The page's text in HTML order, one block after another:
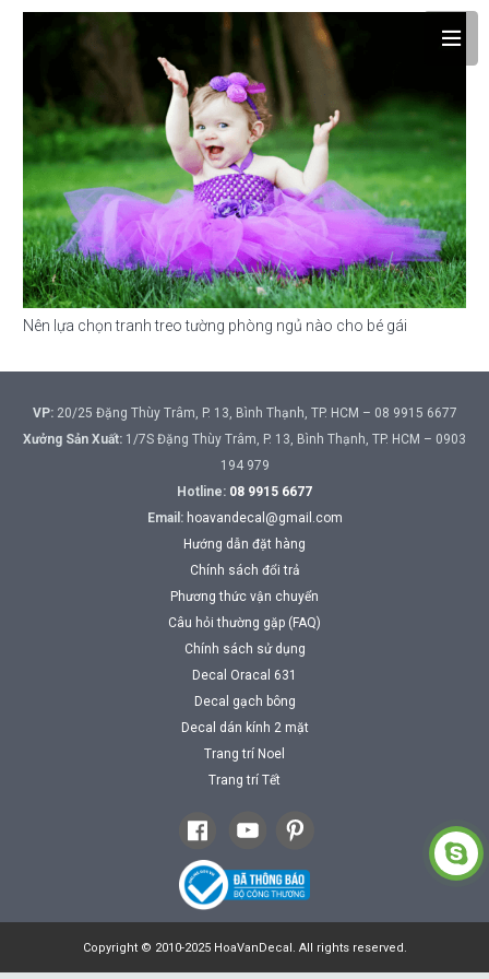
Nên lựa chọn tranh treo tường phòng ngủ nào cho bé gái
VP:20/25 Đặng Thùy Trâm, P. 13, Bình Thạnh, TP. HCM – 08 9915 6677
Xưởng Sản Xuất: 1/7S Đặng Thùy Trâm, P. 13, Bình Thạnh, TP. HCM – 0903
194 979
Hotline: 08 9915 6677
Email: hoavandecal@gmail.com
Hướng dẫn đặt hàng
Chính sách đổi trả
Phương thức vận chuyển
Câu hỏi thường gặp (FAQ)
Chính sách sử dụng
Decal Oracal 631
Decal gạch bông
Decal dán kính 2 mặt
Trang trí Noel
Trang trí Tết
Copyright © 2010-2025 HoaVanDecal. All rights reserved.